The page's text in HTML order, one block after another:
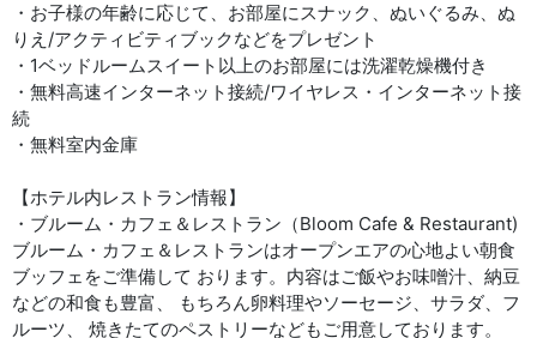
・お子様の年齢に応じて、お部屋にスナック、ぬいぐるみ、ぬ
りえ/アクティビティブックなどをプレゼント
・1ベッドルームスイート以上のお部屋には洗濯乾燥機付き
・無料高速インターネット接続/ワイヤレス・インターネット接
続
・無料室内金庫
【ホテル内レストラン情報】
・ブルーム・カフェ＆レストラン（Bloom Cafe & Restaurant)
ブルーム・カフェ＆レストランはオープンエアの心地よい朝食
ブッフェをご準備して おります。内容はご飯やお味噌汁、納豆
などの和食も豊富、 もちろん卵料理やソーセージ、サラダ、フ
ルーツ、 焼きたてのペストリーなどもご用意しております。